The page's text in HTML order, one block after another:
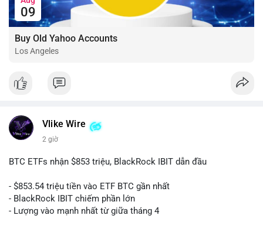
09
Buy Old Yahoo Accounts
Los Angeles
Vlike Wire
2 giờ
BTC ETFs nhận $853 triệu, BlackRock IBIT dẫn đầu
- $853.54 triệu tiền vào ETF BTC gần nhất
- BlackRock IBIT chiếm phần lớn
- Lượng vào mạnh nhất từ giữa tháng 4